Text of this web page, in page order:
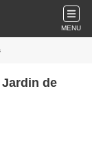
MENU
de